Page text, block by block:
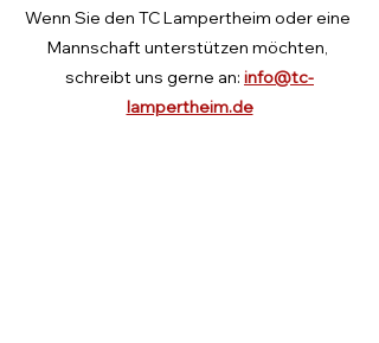
Wenn Sie den TC Lampertheim oder eine
Mannschaft unterstützen möchten,
schreibt uns gerne an: info@tc-
lampertheim.de